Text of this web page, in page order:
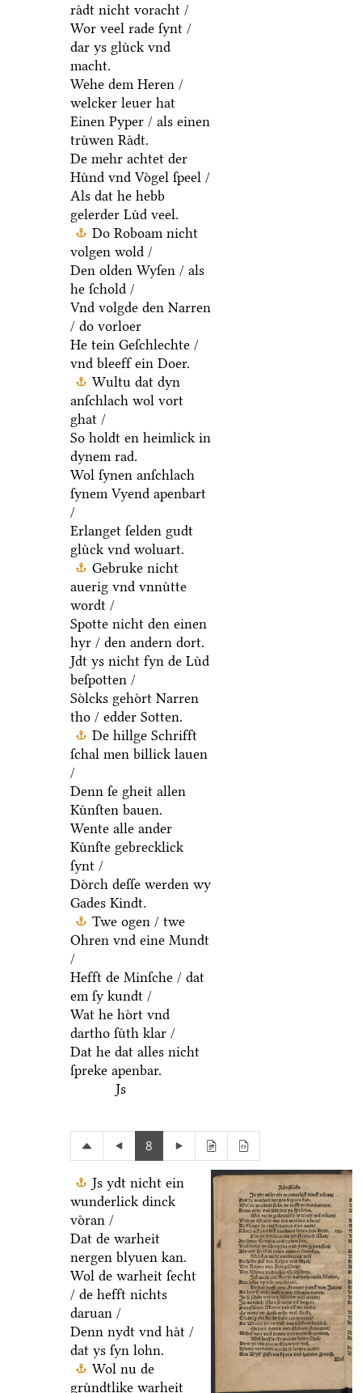
raͤdt nicht voracht /
Wor veel rade ſynt /
dar ys gluͤck vnd
macht.
Wehe dem Heren /
welcker leuer hat
Einen Pyper / als einen
truͤwen Raͤdt.
De mehr achtet der
Huͤnd vnd Voͤgel ſpeel /
Als dat he hebb
gelerder Luͤd veel.
Do Roboam nicht
volgen wold /
Den olden Wyſen / als
he ſchold /
Vnd volgde den Narren
/ do vorloer
He tein Geſchlechte /
vnd bleeff ein Doer.
Wultu dat dyn
anſchlach wol vort
ghat /
So holdt en heimlick in
dynem rad.
Wol ſynen anſchlach
ſynem Vyend apenbart
/
Erlanget ſelden gudt
gluͤck vnd woluart.
Gebruke nicht
auerig vnd vnnuͤtte
wordt /
Spotte nicht den einen
hyr / den andern dort.
Jdt ys nicht fyn de Luͤd
beſpotten /
Soͤlcks gehoͤrt Narren
tho / edder Sotten.
De hillge Schrifft
ſchal men billick lauen
/
Denn ſe gheit allen
Kuͤnſten bauen.
Wente alle ander
Kuͤnſte gebrecklick
ſynt /
Doͤrch deſſe werden wy
Gades Kindt.
Twe ogen / twe
Ohren vnd eine Mundt
/
Hefft de Minſche / dat
em ſy kundt /
Wat he hoͤrt vnd
dartho ſuͤth klar /
Dat he dat alles nicht
ſpreke apenbar.
Js
8
Js ydt nicht ein
wunderlick dinck
voͤran /
Dat de warheit
nergen blyuen kan.
Wol de warheit ſecht
/ de hefft nichts
daruan /
Denn nydt vnd haͤt /
dat ys ſyn lohn.
Wol nu de
gruͤndtlike warheit